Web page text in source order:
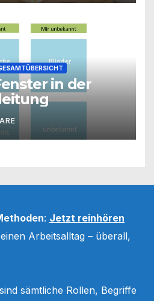
in der
: Jetzt reinhören
Arbeitsalltag – überall,
sämtliche Rollen, Begriffe